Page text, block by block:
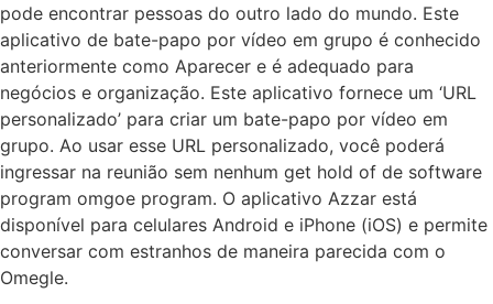
pode encontrar pessoas do outro lado do mundo. Este
aplicativo de bate-papo por vídeo em grupo é conhecido
anteriormente como Aparecer e é adequado para
negócios e organização. Este aplicativo fornece um ‘URL
personalizado’ para criar um bate-papo por vídeo em
grupo. Ao usar esse URL personalizado, você poderá
ingressar na reunião sem nenhum get hold of de software
program omgoe program. O aplicativo Azzar está
disponível para celulares Android e iPhone (iOS) e permite
conversar com estranhos de maneira parecida com o
Omegle.